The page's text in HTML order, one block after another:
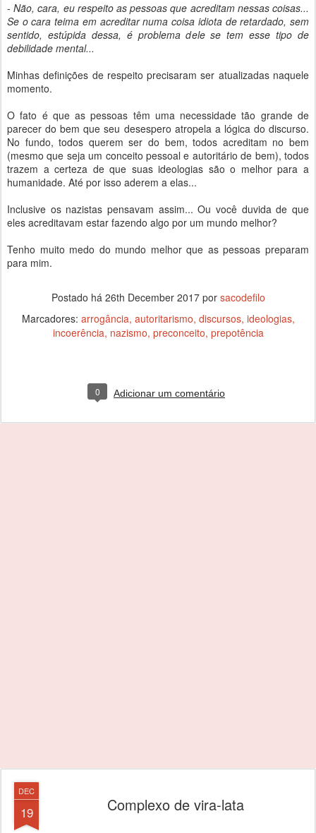
-Não, cara, eu respeito as pessoas que acreditam nessas coisas...
Se o cara teima em acreditar numa coisa idiota de retardado, sem
sentido, estúpida dessa, é problema dele se tem esse tipo de
debilidade mental...
Minhas definições de respeito precisaram ser atualizadas naquele
momento.
O fato é que as pessoas têm uma necessidade tão grande de
parecer do bem que seu desespero atropela a lógica do discurso.
No fundo, todos querem ser do bem, todos acreditam no bem
(mesmo que seja um conceito pessoal e autoritário de bem), todos
trazem a certeza de que suas ideologias são o melhor para a
humanidade. Até por isso aderem a elas...
Inclusive os nazistas pensavam assim... Ou você duvida de que
eles acreditavam estar fazendo algo por um mundo melhor?
Tenho muito medo do mundo melhor que as pessoas preparam
para mim.
Postado há 26th December 2017por sacodefilo
Marcadores: arrogância autoritarismo discursos ideologias
incoerência nazismo preconceito prepotência
0 Adicionar um comentário
DEC
19 Complexo de vira-lata